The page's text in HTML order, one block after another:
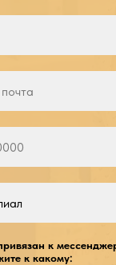
к
к какому: